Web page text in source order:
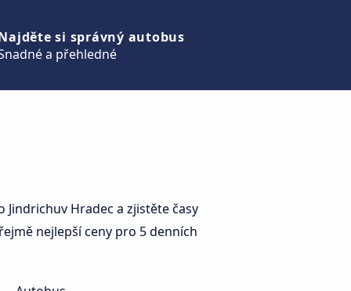
si správný autobus
a přehledné
Hradec a zjistěte časy
nejlepší ceny pro 5 denních